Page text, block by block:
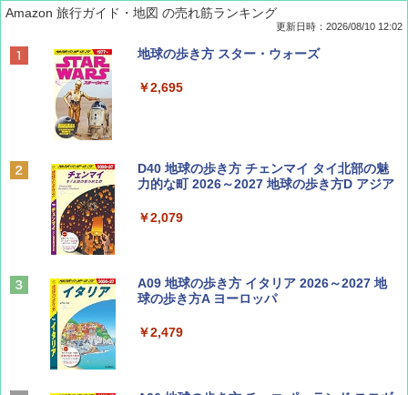
BE-PAL(ビ-パル) 2026年 10 月号【特別付録:
BE-PAL(ビ-パル) 2026年 9 月号【特別付録:
SOTO ミニマル"旅"財布 ランダム2種】
￥1,500
ディズニーファン ２０２６年 ９月号 [雑
誌] (ＤＩＳＮＥＹ ＦＡＮ)
￥713
Amazon 旅行ガイド・地図 の売れ筋ランキング
更新日時：2026/08/10 12:02
地球の歩き方 スター・ウォーズ
￥2,695
D40 地球の歩き方 チェンマイ タイ北部の魅
力的な町 2026～2027 地球の歩き方D アジア
￥2,079
A09 地球の歩き方 イタリア 2026～2027 地
球の歩き方A ヨーロッパ
￥2,479